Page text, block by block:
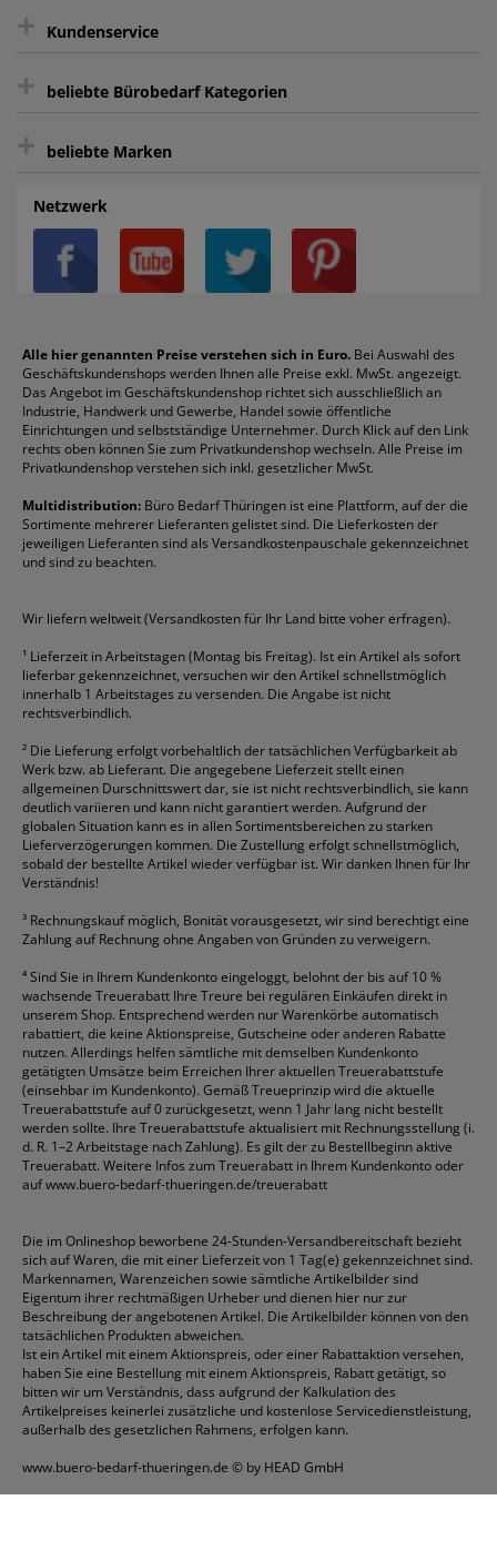
sicher Shoppen durch SSL
intelligentes Kundenkonto
Sie können sich zu jeder Zeit abmelden.
+ Kundenservice
Kontakt
FAQ
AGB
Datenschutz
Privatsphäre-Einstellungen
Über uns
Reklamation / Retouren
Vertrag widerrufen (Privatkunden)
Rabatte & Aktionen
+ beliebte Bürobedarf Kategorien
Aktenvernichter
Batterien
Bleistifte
Blöcke
Boardmarker
Briefumschläge
Druckerpatronen
Etiketten
Fineliner
Folienschreiber
Formulare
Gelschreiber
Geschäftsbücher
Heftstreifen
Kaffee
Klebeband
Klemmmappen
Kopierpapier
Korrekturmittel
Kugelschreiber
Mappen
Ordner
Packband
Permanentmarker
Radiergummis
Schnellhefter
Sichthüllen
Taschenrechner
Textmarker
Tintenroller
Tintenpatronen
Toilettenpapier
Toner
Versandmaterial
Versandtaschen
+ beliebte Marken
Alco
Avery/Zweckform
Canon
Durable
DYMO
Edding
Esselte
Faber-Castell
Fellowes
Franken
Fripa
HP
Leitz
Läufer
Melitta
Pentel
Pelikan
Pilot
Pritt
Schneider
Stabilo
Staedtler
alle Marken anzeigen
Netzwerk
Alle hier genannten Preise verstehen sich in Euro. Bei Auswahl des
Geschäftskundenshops werden Ihnen alle Preise exkl. MwSt. angezeigt.
Das Angebot im Geschäftskundenshop richtet sich ausschließlich an
Industrie, Handwerk und Gewerbe, Handel sowie öffentliche
Einrichtungen und selbstständige Unternehmer. Durch Klick auf den Link
rechts oben können Sie zum Privatkundenshop wechseln. Alle Preise im
Privatkundenshop verstehen sich inkl. gesetzlicher MwSt.
Multidistribution: Büro Bedarf Thüringen ist eine Plattform, auf der die
Sortimente mehrerer Lieferanten gelistet sind. Die Lieferkosten der
jeweiligen Lieferanten sind als Versandkostenpauschale gekennzeichnet
und sind zu beachten.
Wir liefern weltweit (Versandkosten für Ihr Land bitte voher erfragen).
¹ Lieferzeit in Arbeitstagen (Montag bis Freitag). Ist ein Artikel als sofort
lieferbar gekennzeichnet, versuchen wir den Artikel schnellstmöglich
innerhalb 1 Arbeitstages zu versenden. Die Angabe ist nicht
rechtsverbindlich.
² Die Lieferung erfolgt vorbehaltlich der tatsächlichen Verfügbarkeit ab
Werk bzw. ab Lieferant. Die angegebene Lieferzeit stellt einen
allgemeinen Durschnittswert dar, sie ist nicht rechtsverbindlich, sie kann
deutlich variieren und kann nicht garantiert werden. Aufgrund der
globalen Situation kann es in allen Sortimentsbereichen zu starken
Lieferverzögerungen kommen. Die Zustellung erfolgt schnellstmöglich,
sobald der bestellte Artikel wieder verfügbar ist. Wir danken Ihnen für Ihr
Verständnis!
³ Rechnungskauf möglich, Bonität vorausgesetzt, wir sind berechtigt eine
Zahlung auf Rechnung ohne Angaben von Gründen zu verweigern.
⁴Sind Sie in Ihrem Kundenkonto eingeloggt, belohnt der bis auf 10 %
wachsende Treuerabatt Ihre Treure bei regulären Einkäufen direkt in
unserem Shop. Entsprechend werden nur Warenkörbe automatisch
rabattiert, die keine Aktionspreise, Gutscheine oder anderen Rabatte
nutzen. Allerdings helfen sämtliche mit demselben Kundenkonto
getätigten Umsätze beim Erreichen Ihrer aktuellen Treuerabattstufe
(einsehbar im Kundenkonto). Gemäß Treueprinzip wird die aktuelle
Treuerabattstufe auf 0 zurückgesetzt, wenn 1 Jahr lang nicht bestellt
werden sollte. Ihre Treuerabattstufe aktualisiert mit Rechnungsstellung (i.
d. R. 1–2 Arbeitstage nach Zahlung). Es gilt der zu Bestellbeginn aktive
Treuerabatt. Weitere Infos zum Treuerabatt in Ihrem Kundenkonto oder
aufwww.buero-bedarf-thueringen.de/treuerabatt
Die im Onlineshop beworbene 24-Stunden-Versandbereitschaft bezieht
sich auf Waren, die mit einer Lieferzeit von 1 Tag(e) gekennzeichnet sind.
Markennamen, Warenzeichen sowie sämtliche Artikelbilder sind
Eigentum ihrer rechtmäßigen Urheber und dienen hier nur zur
Beschreibung der angebotenen Artikel. Die Artikelbilder können von den
tatsächlichen Produkten abweichen.
Ist ein Artikel mit einem Aktionspreis, oder einer Rabattaktion versehen,
haben Sie eine Bestellung mit einem Aktionspreis, Rabatt getätigt, so
bitten wir um Verständnis, dass aufgrund der Kalkulation des
Artikelpreises keinerlei zusätzliche und kostenlose Servicedienstleistung,
außerhalb des gesetzlichen Rahmens, erfolgen kann.
www.buero-bedarf-thueringen.de © by HEAD GmbH